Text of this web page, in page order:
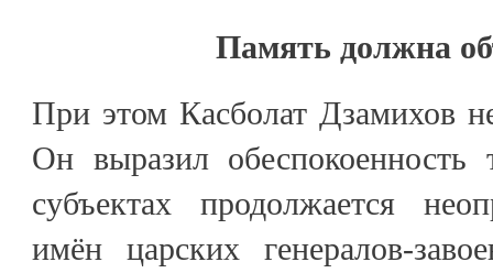
Память должна
При этом Касболат Дзамихов
Он выразил
субъектах продолжается
имён царских генералов-